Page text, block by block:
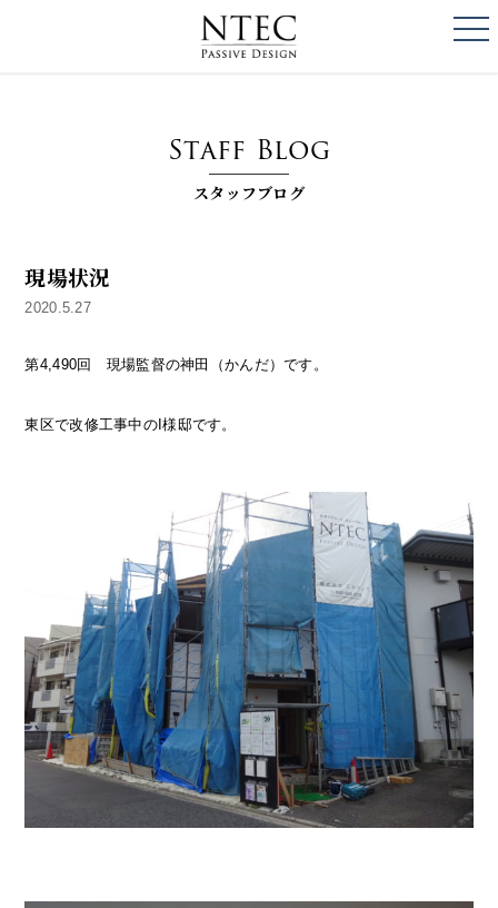
Staff Blog
スタッフブログ
現場状況
2020.5.27
第4,490回 現場監督の神田（かんだ）です。
東区で改修工事中のI様邸です。